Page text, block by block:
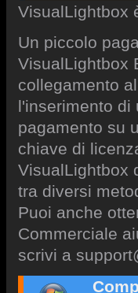
VisualLightbox
Un piccolo
VisualLightbox
collegamento
l'inserimento di
pagamento su
chiave di
VisualLightbox
tra diversi
Puoi anche
Commerciale
scrivi a